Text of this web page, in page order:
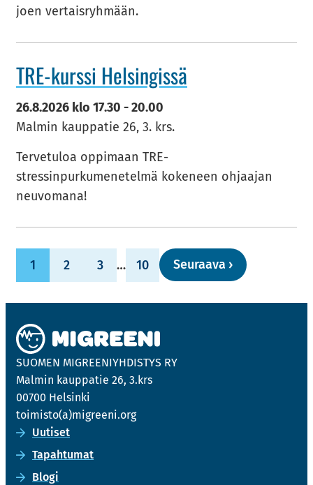
joen ver­tais­ryh­mään.
TRE-​kurssi Hel­sin­gis­sä
26.8.2026 klo 17.30 -20.00
Malmin kauppatie 26, 3. krs.
Ter­ve­tu­loa op­pi­maan TRE-​​
stressinpurkumenetelmä ko­ke­neen oh­jaa­jan
neu­vo­ma­na!
1 2 3 … 10 Seu­raa­va ›
SUO­MEN MIGREE­NIYH­DIS­TYS RY
Mal­min kaup­pa­tie 26, 3.krs
00700 Hel­sin­ki
toi­mis­to(a)migree­ni.org
Uu­ti­set
Ta­pah­tu­mat
Blogi